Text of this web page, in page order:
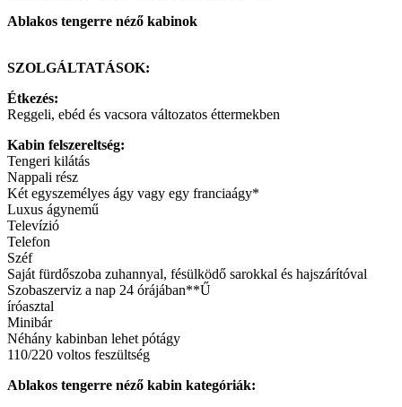
Ablakos tengerre néző kabinok
SZOLGÁLTATÁSOK:
Étkezés:
Reggeli, ebéd és vacsora változatos éttermekben
Kabin felszereltség:
Tengeri kilátás
Nappali rész
Két egyszemélyes ágy vagy egy franciaágy*
Luxus ágynemű
Televízió
Telefon
Széf
Saját fürdőszoba zuhannyal, fésülködő sarokkal és hajszárítóval
Szobaszerviz a nap 24 órájában**Ű
íróasztal
Minibár
Néhány kabinban lehet pótágy
110/220 voltos feszültség
Ablakos tengerre néző kabin kategóriák: